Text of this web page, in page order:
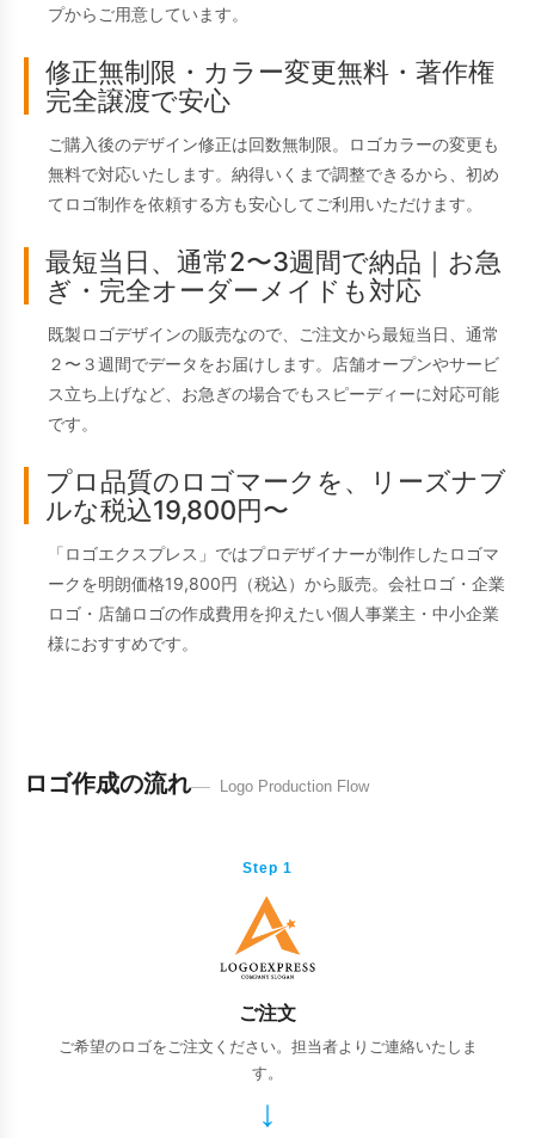
プからご用意しています。
修正無制限・カラー変更無料・著作権
完全譲渡で安心
ご購入後のデザイン修正は回数無制限。ロゴカラーの変更も
無料で対応いたします。納得いくまで調整できるから、初め
てロゴ制作を依頼する方も安心してご利用いただけます。
最短当日、通常2〜3週間で納品｜お急
ぎ・完全オーダーメイドも対応
既製ロゴデザインの販売なので、ご注文から最短当日、通常
２〜３週間でデータをお届けします。店舗オープンやサービ
ス立ち上げなど、お急ぎの場合でもスピーディーに対応可能
です。
プロ品質のロゴマークを、リーズナブ
ルな税込19,800円〜
「ロゴエクスプレス」ではプロデザイナーが制作したロゴマ
ークを明朗価格19,800円（税込）から販売。会社ロゴ・企業
ロゴ・店舗ロゴの作成費用を抑えたい個人事業主・中小企業
様におすすめです。
ロゴ作成の流れ Logo Production Flow
Step 1
ご注文
ご希望のロゴをご注文ください。担当者よりご連絡いたしま
す。